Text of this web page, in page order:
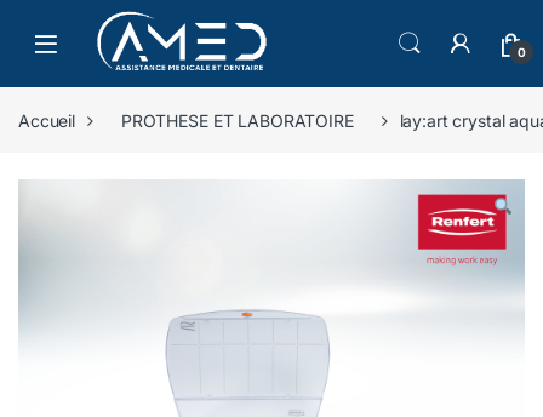
Skip to navigation
Skip to content
0
Accueil PROTHESE ET LABORATOIRE lay:art crystal